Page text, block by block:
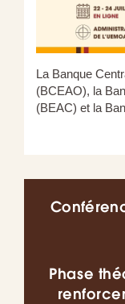
La Banque
(BCEAO), la
(BEAC) et la
Phase